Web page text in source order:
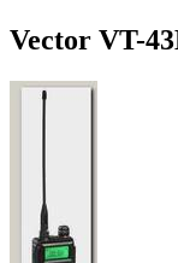
Vector VT-